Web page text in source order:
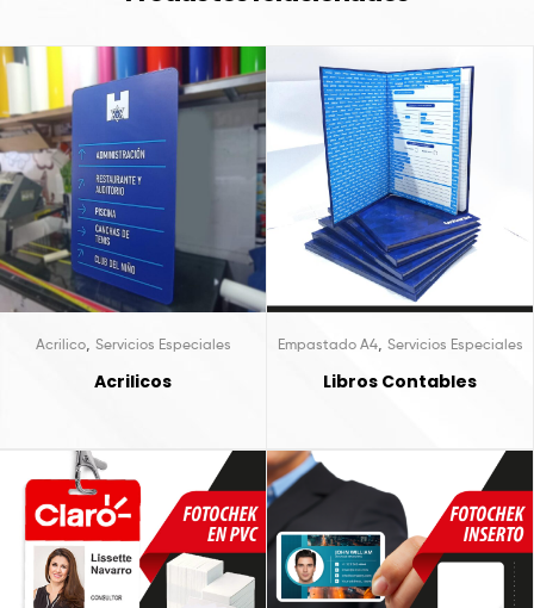
Acrilico, Servicios Especiales
Acrilicos
Empastado A4, Servicios Especiales
Libros Contables